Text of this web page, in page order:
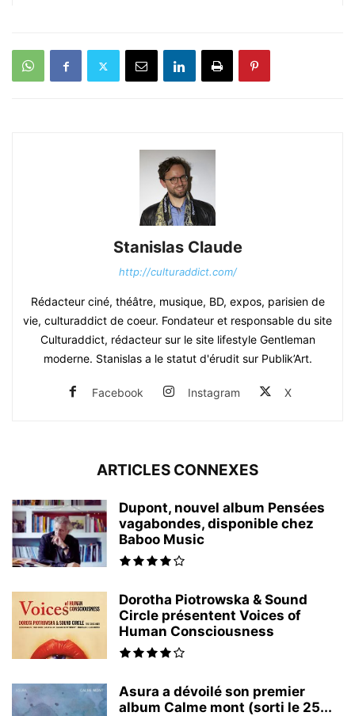
Stanislas Claude
http://culturaddict.com/
Rédacteur ciné, théâtre, musique, BD, expos, parisien de
vie, culturaddict de coeur. Fondateur et responsable du site
Culturaddict, rédacteur sur le site lifestyle Gentleman
moderne. Stanislas a le statut d'érudit sur Publik’Art.
Facebook Instagram X
ARTICLES CONNEXES
Dupont, nouvel album Pensées
vagabondes, disponible chez
Baboo Music
Dorotha Piotrowska & Sound
Circle présentent Voices of
Human Consciousness
Asura a dévoilé son premier
album Calme mont (sorti le 25...